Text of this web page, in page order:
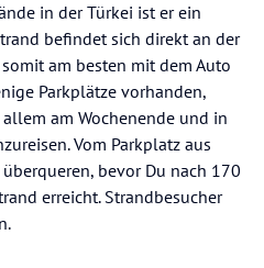
in der Türkei ist er ein
befindet sich direkt an der
am besten mit dem Auto
Parkplätze vorhanden,
am Wochenende und in
Vom Parkplatz aus
bevor Du nach 170
erreicht. Strandbesucher